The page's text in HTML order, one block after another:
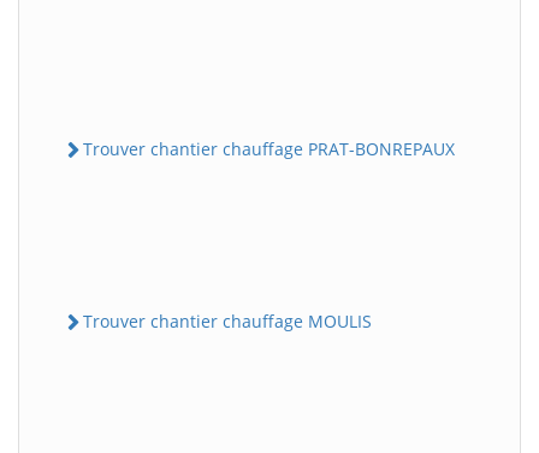
Trouver chantier chauffage PRAT-BONREPAUX
Trouver chantier chauffage MOULIS